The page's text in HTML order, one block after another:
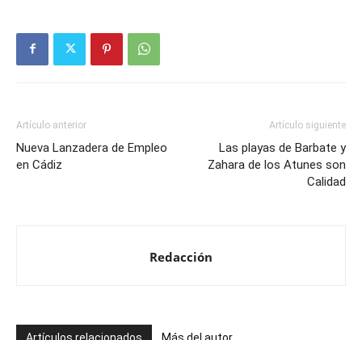
Artículo anterior
Nueva Lanzadera de Empleo
en Cádiz
Artículo siguiente
Las playas de Barbate y
Zahara de los Atunes son
Calidad
Redacción
Artículos relacionados Más del autor